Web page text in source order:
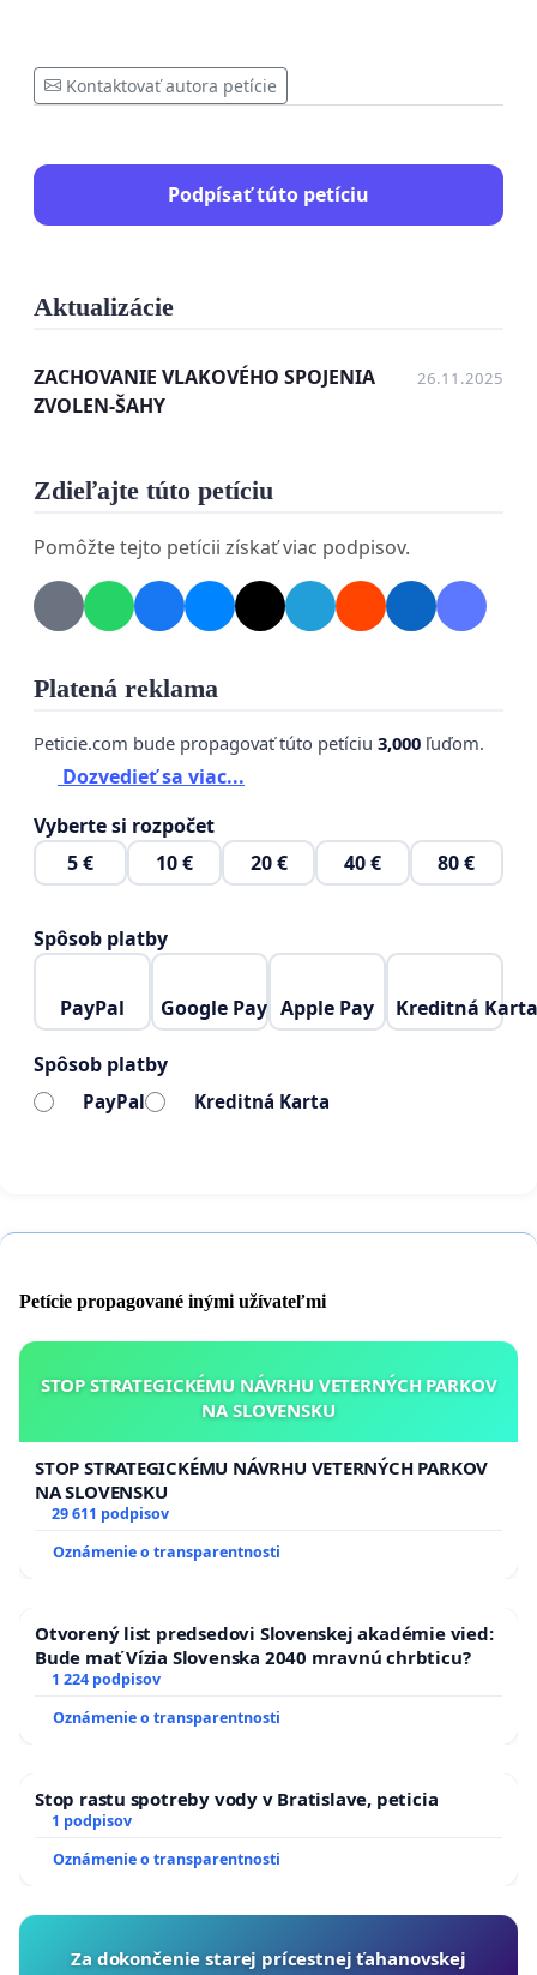
nadväznosti, čím výrazne komplikujú dochádzanie
Zrušenie tohto vlaku by spôsobilo dopravnú
negatívne zasiahlo každodenný život tisícok
Touto petíciou žiadame:
Bezodkladné zachovanie vlakového spojenia Šahy –
zachovanie jeho priamosti, kapacity a pôvodných
stabilnej, dlhodobej a dostupnej dopravnej
obslužnosti regiónu.
Očakávame, že kompetentné orgány budú
rešpektovať reálne potreby obyvateľov a nebudú
prijímať rozhodnutia, ktoré zhoršujú kvalitu
života v našom regióne.
Kontaktovať autora petície
Podpísať túto petíciu
Aktualizácie
ZACHOVANIE VLAKOVÉHO SPOJENIA
ZVOLEN-ŠAHY
26.11.2025
Zdieľajte túto petíciu
Pomôžte tejto petícii získať viac podpisov.
Platená reklama
Peticie.com bude propagovať túto petíciu 3,000 ľuďom.
Dozvedieť sa viac...
Vyberte si rozpočet
5 €
10 € 20 € 40 € 80 €
Spôsob platby
PayPal Google Pay Apple Pay Kreditná Karta
Spôsob platby
PayPal Kreditná Karta
Petície propagované inými užívateľmi
STOP STRATEGICKÉMU NÁVRHU VETERNÝCH PARKOV
NA SLOVENSKU
STOP STRATEGICKÉMU NÁVRHU VETERNÝCH PARKOV
NA SLOVENSKU
29 611 podpisov
Oznámenie o transparentnosti
Otvorený list predsedovi Slovenskej akadémie vied:
Bude mať Vízia Slovenska 2040 mravnú chrbticu?
1 224 podpisov
Oznámenie o transparentnosti
Stop rastu spotreby vody v Bratislave, peticia
1 podpisov
Oznámenie o transparentnosti
Za dokončenie starej prícestnej ťahanovskej